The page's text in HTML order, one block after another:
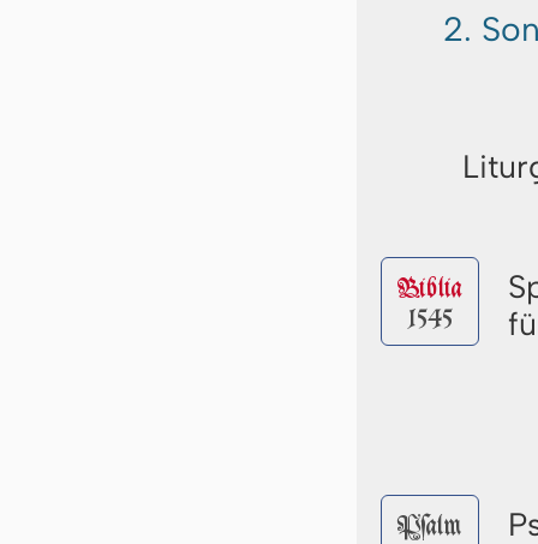
2.
Biblia
1545
Pſalm